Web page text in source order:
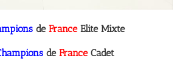
de FranceElite Mixte
de FranceCadet